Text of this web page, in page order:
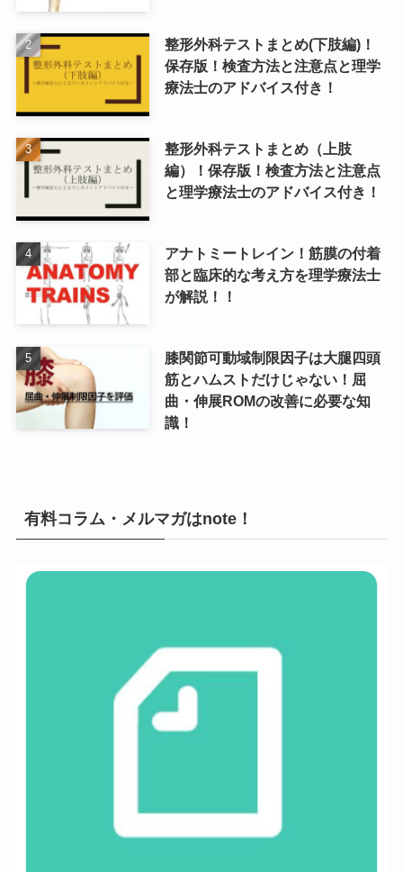
整形外科テストまとめ(下肢編)！
保存版！検査方法と注意点と理学
療法士のアドバイス付き！
整形外科テストまとめ（上肢
編）！保存版！検査方法と注意点
と理学療法士のアドバイス付き！
アナトミートレイン！筋膜の付着
部と臨床的な考え方を理学療法士
が解説！！
膝関節可動域制限因子は大腿四頭
筋とハムストだけじゃない！屈
曲・伸展ROMの改善に必要な知
識！
有料コラム・メルマガはnote！